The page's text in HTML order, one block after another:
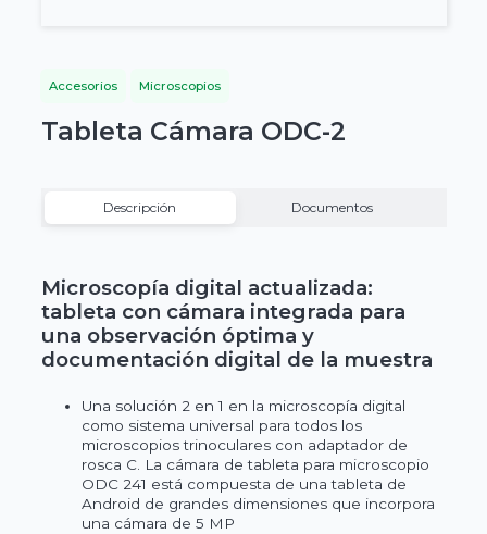
Accesorios Microscopios
Tableta Cámara ODC-2
Descripción Documentos
Microscopía digital actualizada:
tableta con cámara integrada para
una observación óptima y
documentación digital de la muestra
Una solución 2 en 1 en la microscopía digital
como sistema universal para todos los
microscopios trinoculares con adaptador de
rosca C. La cámara de tableta para microscopio
ODC 241 está compuesta de una tableta de
Android de grandes dimensiones que incorpora
una cámara de 5 MP